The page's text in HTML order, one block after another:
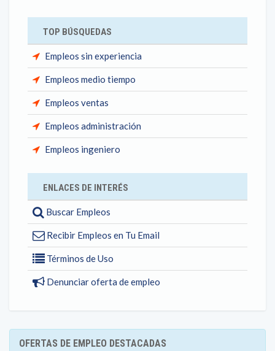
TOP BÚSQUEDAS
Empleos sin experiencia
Empleos medio tiempo
Empleos ventas
Empleos administración
Empleos ingeniero
ENLACES DE INTERÉS
Buscar Empleos
Recibir Empleos en Tu Email
Términos de Uso
Denunciar oferta de empleo
OFERTAS DE EMPLEO DESTACADAS